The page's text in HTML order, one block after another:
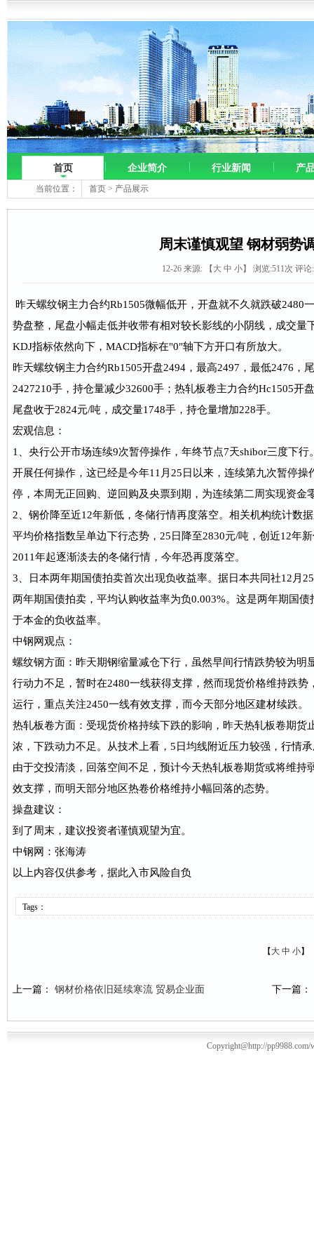
首页 企业简介 行业新闻 产
当前位置： 首页 > 产品展示
周末谨慎观望 钢材弱势
12-26 来源: 【 大 中 小】 浏览:511次 评论:
昨天螺纹钢主力合约Rb1505微幅低开，开盘就不久就跌破2480
势盘整，尾盘小幅走低并收带有相对较长影线的小阴线，成交量
KDJ指标依然向下，MACD指标在"0"轴下方开口有所放大。
昨天螺纹钢主力合约Rb1505开盘2494，最高2497，最低2476，
2427210手，持仓量减少32600手；热轧板卷主力合约Hc1505开
尾盘收于2824元/吨，成交量1748手，持仓量增加228手。
宏观信息：
1、央行公开市场连续9次暂停操作，年终节点7天shibor三度下
开展任何操作，这已经是今年11月25日以来，连续第九次暂停操
停，本周无正回购、逆回购及央票到期，为连续第二周实现资金
2、钢价降至近12年新低，冬储行情再度落空。相关机构统计数
平均价格指数呈单边下行态势，25日降至2830元/吨，创近12年
2011年起逐渐淡去的冬储行情，今年恐再度落空。
3、日本两年期国债拍卖首次出现负收益率。据日本共同社12月
两年期国债拍卖，平均认购收益率为负0.003%。这是两年期国
于本金的负收益率。
中钢网观点：
螺纹钢方面：昨天期钢缩量减仓下行，虽然早间行情跌势较为明
行动力不足，暂时在2480一线获得支撑，然而现货价格维持跌势
运行，重点关注2450一线有效支撑，而今天部分地区建材续跌。
热轧板卷方面：受现货价格持续下跌的影响，昨天热轧板卷期货
浓，下跌动力不足。从技术上看，5日均线附近压力较强，行情
由于交投清淡，回落空间不足，预计今天热轧板卷期货或将维持
效支撑，而明天部分地区热卷价格维持小幅回落的态势。
操盘建议：
到了周末，建议投资者谨慎观望为宜。
中钢网：张海涛
以上内容仅供参考，据此入市风险自负
Tags：
【 大 中 小】
上一篇： 钢材价格依旧延续寒流 贸易企业面 下一篇：
Copyright@http://